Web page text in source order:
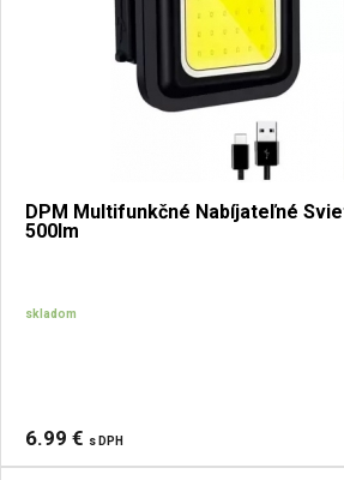
DPM Multifunkčné Nabíjateľné
500lm
skladom
6.99 € s DPH